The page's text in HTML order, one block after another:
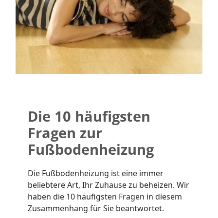
Die 10 häufigsten
Fragen zur
Fußbodenheizung
Die Fußbodenheizung ist eine immer
beliebtere Art, Ihr Zuhause zu beheizen. Wir
haben die 10 häufigsten Fragen in diesem
Zusammenhang für Sie beantwortet.